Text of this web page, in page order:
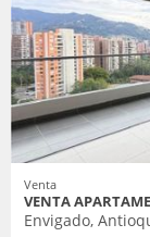
Venta
VENTA
Envigado,